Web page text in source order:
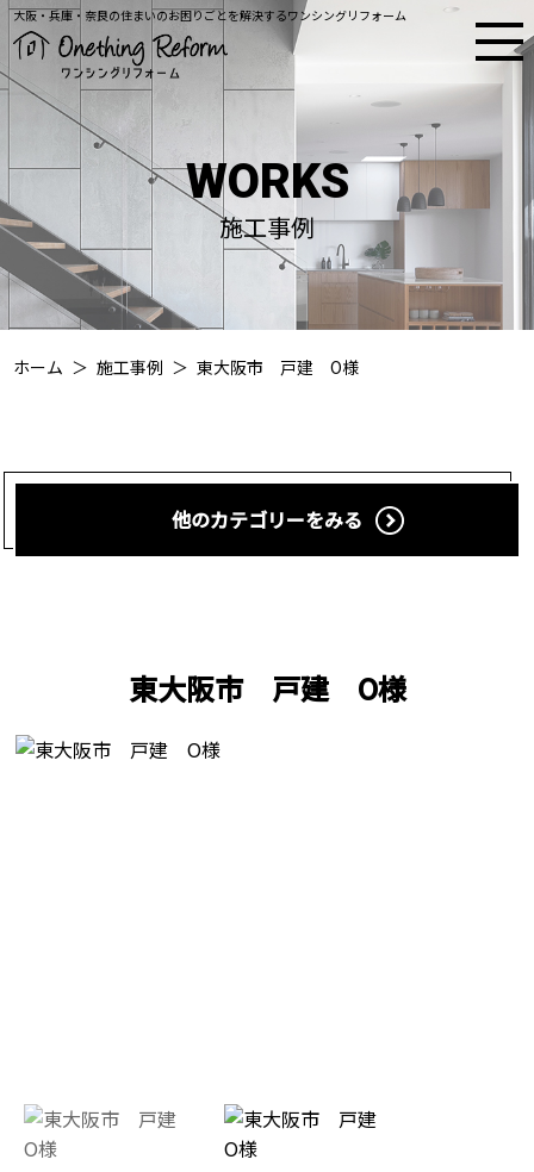
大阪・兵庫・奈良の住まいのお困りごとを解決するワンシングリフォーム
WORKS
施工事例
ホーム 施工事例 東大阪市 戸建 O様
他のカテゴリーをみる
東大阪市 戸建 O様